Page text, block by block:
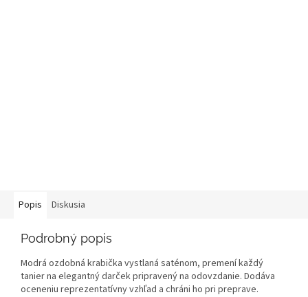
Popis Diskusia
Podrobný popis
Modrá ozdobná krabička vystlaná saténom, premení každý
tanier na elegantný darček pripravený na odovzdanie. Dodáva
oceneniu reprezentatívny vzhľad a chráni ho pri preprave.